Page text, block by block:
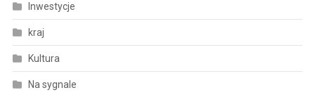
Inwestycje
kraj
Kultura
Na sygnale